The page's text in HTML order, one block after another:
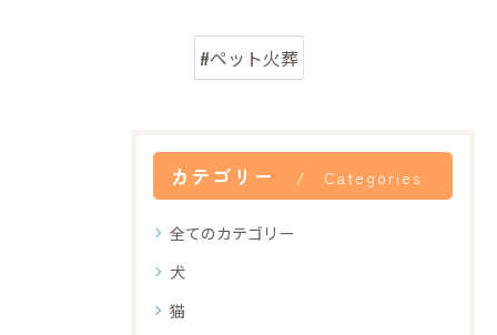
#ペット火葬
カテゴリー Categories
全てのカテゴリー
犬
猫